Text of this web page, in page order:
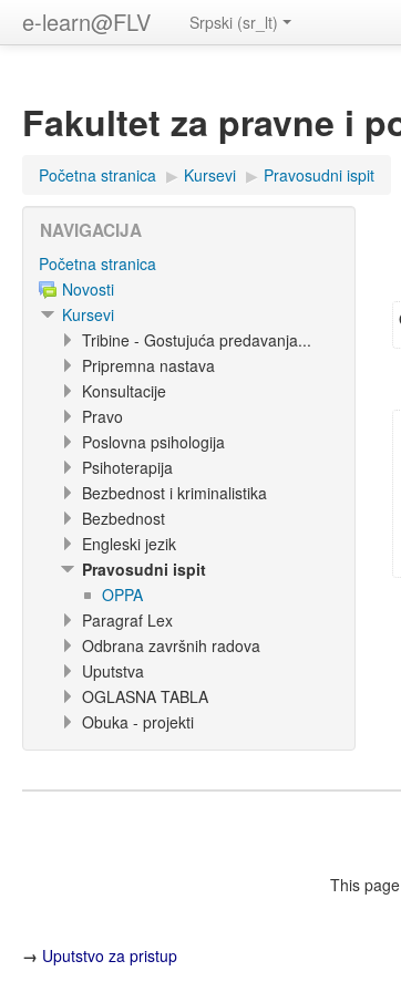
e-learn@FLV Srpski ‎(sr_lt)‎
Fakultet za pravne i
Početna stranica ▶︎ Kursevi ▶︎ Pravosudni ispit
NAVIGACIJA
Početna stranica
Novosti
Kursevi
Tribine - Gostujuća predavanja...
Pripremna nastava
Konsultacije
Pravo
Poslovna psihologija
Psihoterapija
Bezbednost i kriminalistika
Bezbednost
Engleski jezik
Pravosudni ispit
OPPA
Paragraf Lex
Odbrana završnih radova
Uputstva
OGLASNA TABLA
Obuka - projekti
This
→ Uputstvo za pristup